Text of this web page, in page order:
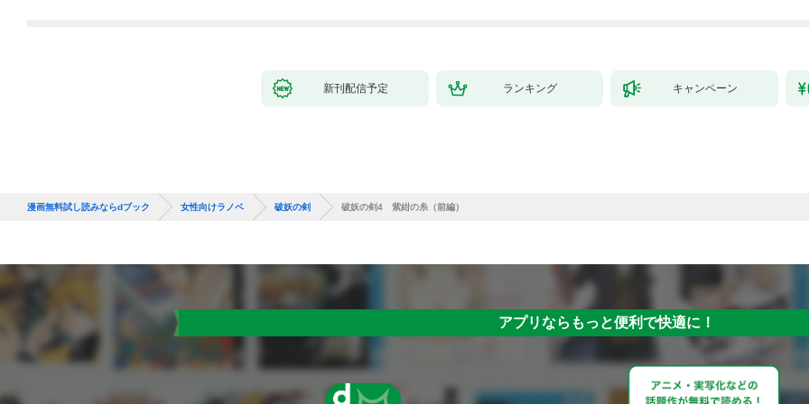
新刊配信予定 ランキング キャンペーン
漫画無料試し読みならdブック 女性向けラノベ 破妖の剣 破妖の剣4 紫紺の糸（前編）
アプリならもっと便利で快適に！